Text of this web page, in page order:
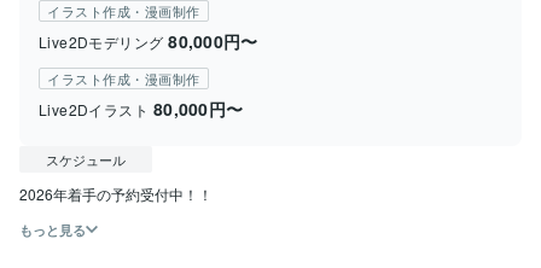
イラスト作成・漫画制作
Live2Dモデリング 80,000円〜
イラスト作成・漫画制作
Live2Dイラスト 80,000円〜
スケジュール
2026年着手の予約受付中！！
もっと見る